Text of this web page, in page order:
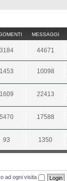
MESSAGGI
3184 44671
1453 10098
1609 22413
5470 17588
93 1350
ad ogni visita